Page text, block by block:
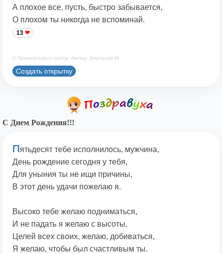
А плохое все, пусть, быстро забывается,
О плохом ты никогда не вспоминай.
13
© Принадлежит сайту. Автор: Берсанов М.
Создать открытку
С Днем Рождения!!!
Пятьдесят тебе исполнилось, мужчина,
День рождение сегодня у тебя,
Для уныния ты не ищи причины,
В этот день удачи пожелаю я.
Высоко тебе желаю подниматься,
И не падать я желаю с высоты,
Целей всех своих, желаю, добиваться,
Я желаю, чтобы был счастливым ты.